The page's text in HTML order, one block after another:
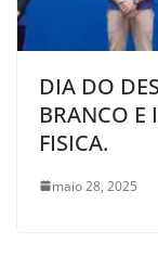
DIA DO
BRANCO E
FISICA.
maio 28, 2025